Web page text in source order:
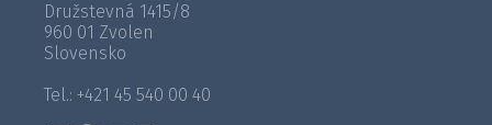
Družstevná 1415/8
960 01 Zvolen
Slovensko
Tel.: +421 45 540 00 40